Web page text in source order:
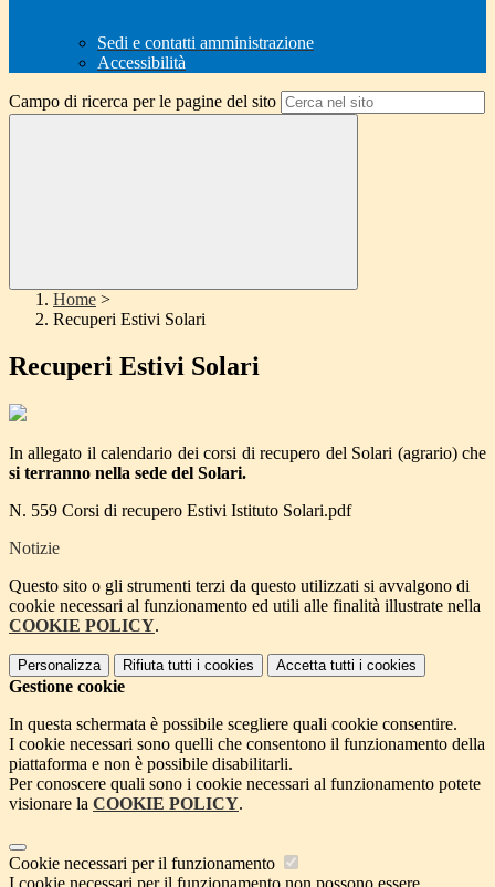
Sedi e contatti amministrazione
Accessibilità
Campo di ricerca per le pagine del sito
Home >
Recuperi Estivi Solari
Recuperi Estivi Solari
In allegato il calendario dei corsi di recupero del Solari (agrario) che
si terranno nella sede del Solari.
N. 559 Corsi di recupero Estivi Istituto Solari.pdf
Notizie
Questo sito o gli strumenti terzi da questo utilizzati si avvalgono di
cookie necessari al funzionamento ed utili alle finalità illustrate nella
COOKIE POLICY.
Personalizza Rifiuta tutti i cookies Accetta tutti i cookies
Gestione cookie
In questa schermata è possibile scegliere quali cookie consentire.
I cookie necessari sono quelli che consentono il funzionamento della
piattaforma e non è possibile disabilitarli.
Per conoscere quali sono i cookie necessari al funzionamento potete
visionare la COOKIE POLICY.
Cookie necessari per il funzionamento